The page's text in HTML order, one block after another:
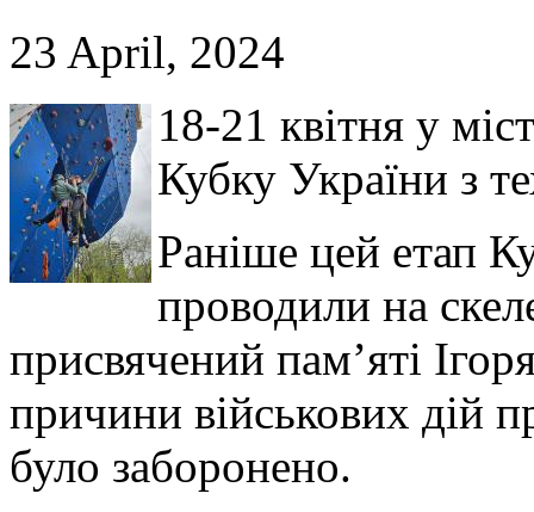
23 April, 2024
18-21 квітня у
Кубку України з
Раніше цей етап
проводили на
присвячений пам’яті
причини військових дій
було заборонено.